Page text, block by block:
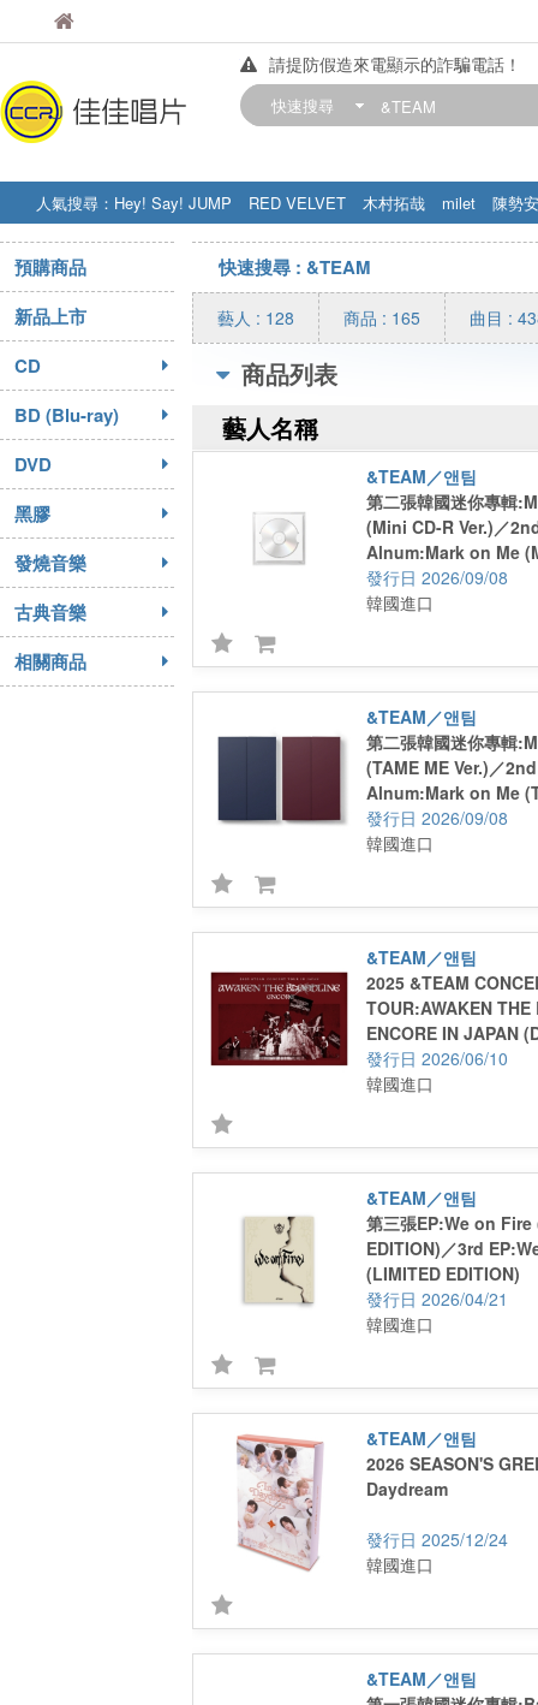
佳佳唱片
請提防假造來電顯示的詐騙電話！
【中華門市營業時間調整公告】
快速搜尋
人氣搜尋： Hey! Say! JUMP RED VELVET 木村拓哉 milet
陳勢安
STRAY KIDS
盧廣仲 周杰伦
預購商品
新品上市
CD
BD (Blu-ray)
DVD
黑膠
發燒音樂
古典音樂
相關商品
快速搜尋 : &TEAM
藝人 : 128 商品 : 165 曲目 :
商品列表
藝人名稱
&TEAM／앤팀
第二張韓國迷你專輯
(Mini CD-R Ver.)／
Alnum:Mark on Me
2026/09/08
韓國進口
&TEAM／앤팀
第二張韓國迷你專輯
(TAME ME Ver.)／
Alnum:Mark on Me
2026/09/08
韓國進口
&TEAM／앤팀
2025 &TEAM
TOUR:AWAKEN
ENCORE IN JAPAN
2026/06/10
韓國進口
&TEAM／앤팀
第三張EP:We on Fire
EDITION)／3rd
(LIMITED EDITION)
2026/04/21
韓國進口
&TEAM／앤팀
2026 SEASON'S
Daydream
2025/12/24
韓國進口
&TEAM／앤팀